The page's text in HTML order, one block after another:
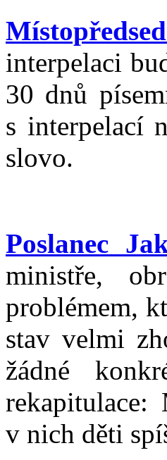
interpelaci
30 dnů
s interpelací
slovo.
Poslanec
ministře,
problémem,
stav velmi
žádné
v nich děti